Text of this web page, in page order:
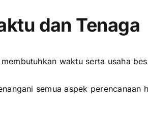
dan Tenaga
waktu serta usaha
semua aspek